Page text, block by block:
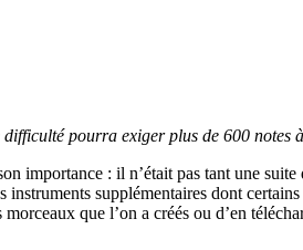
pourra exiger plus de 600 notes
importance : il n’était pas tant une
supplémentaires dont
que l’on a créés ou d’en